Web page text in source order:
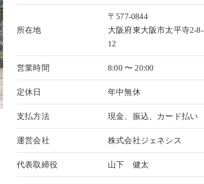
所在地
〒577-0844
大阪府東大阪市太平寺2-8-
12
営業時間 8:00 〜 20:00
定休日 年中無休
支払方法 現金、振込、カード払い
運営会社 株式会社ジェネシス
代表取締役 山下 健太